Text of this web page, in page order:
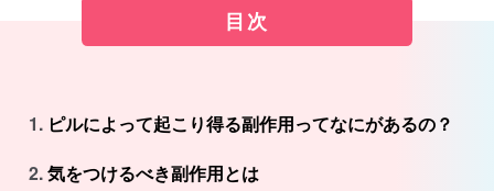
目次
ピルによって起こり得る副作用ってなにがあるの？
気をつけるべき副作用とは